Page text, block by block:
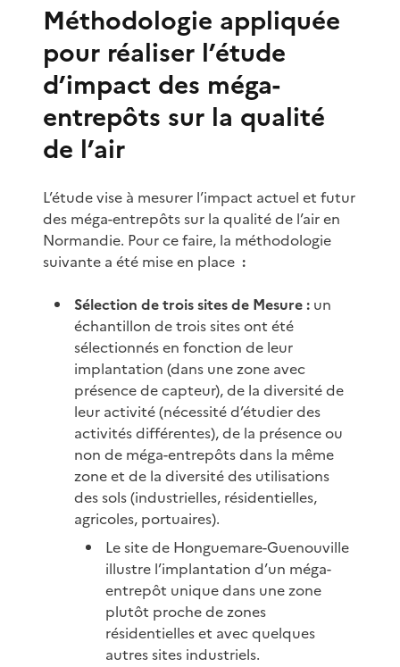
Méthodologie appliquée
pour réaliser l’étude
d’impact des méga-
entrepôts sur la qualité
de l’air
L’étude vise à mesurer l’impact actuel et futur
des méga-entrepôts sur la qualité de l’air en
Normandie. Pour ce faire, la méthodologie
suivante a été mise en place :
Sélection de trois sites de Mesure : un
échantillon de trois sites ont été
sélectionnés en fonction de leur
implantation (dans une zone avec
présence de capteur), de la diversité de
leur activité (nécessité d’étudier des
activités différentes), de la présence ou
non de méga-entrepôts dans la même
zone et de la diversité des utilisations
des sols (industrielles, résidentielles,
agricoles, portuaires).
Le site de Honguemare-Guenouville
illustre l’implantation d’un méga-
entrepôt unique dans une zone
plutôt proche de zones
résidentielles et avec quelques
autres sites industriels.